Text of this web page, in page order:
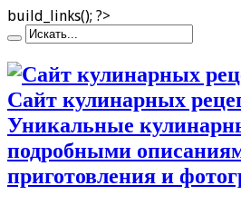
build_links(); ?>
Сайт кулинарных
Уникальные
подробными
приготовления и